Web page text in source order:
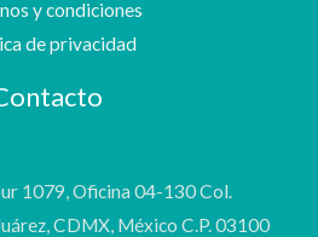
y condiciones
de privacidad
1079, Oficina 04-130 Col.
CDMX, México C.P. 03100